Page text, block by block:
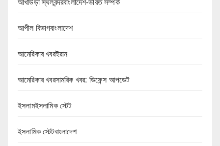
আখাউড়া স্থলবন্দরবাংলাদেশ-ভারত সম্পর্ক
আপীল বিভাগবাংলাদেশ
আমেরিকার খবরইরান
আমেরিকার খবরসামরিক খবর: ডিফেন্স আপডেট
ইসলামইসলামিক স্টেট
ইসলামিক স্টেটবাংলাদেশ